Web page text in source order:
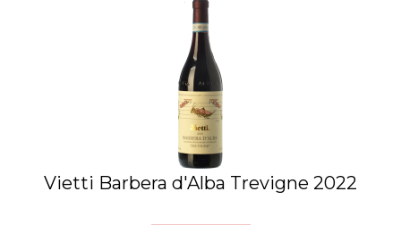
Vietti Barbera d'Alba Trevigne 2022